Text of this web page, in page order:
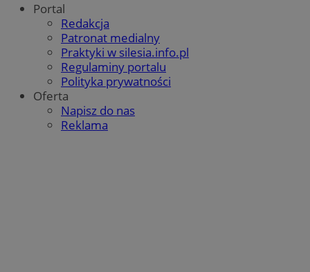
Portal
Redakcja
Patronat medialny
Praktyki w silesia.info.pl
Regulaminy portalu
Polityka prywatności
Oferta
Napisz do nas
Reklama